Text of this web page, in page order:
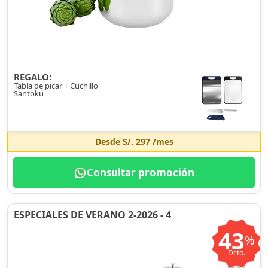
REGALO:
Tabla de picar + Cuchillo
Santoku
Desde S/. 297/mes
Consultar promoción
ESPECIALES DE VERANO 2-2026 - 4
43%
Dcto.